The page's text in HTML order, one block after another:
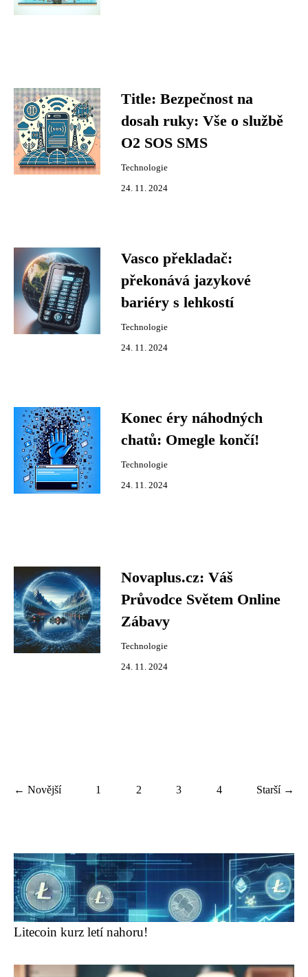
Title: Bezpečnost na
dosah ruky: Vše o službě
O2 SOS SMS
Technologie
24. 11. 2024
Vasco překladač:
překonává jazykové
bariéry s lehkostí
Technologie
24. 11. 2024
Konec éry náhodných
chatů: Omegle končí!
Technologie
24. 11. 2024
Novaplus.cz: Váš
Průvodce Světem Online
Zábavy
Technologie
24. 11. 2024
← Novější 1 2 3 4 Starší →
Litecoin kurz letí nahoru!